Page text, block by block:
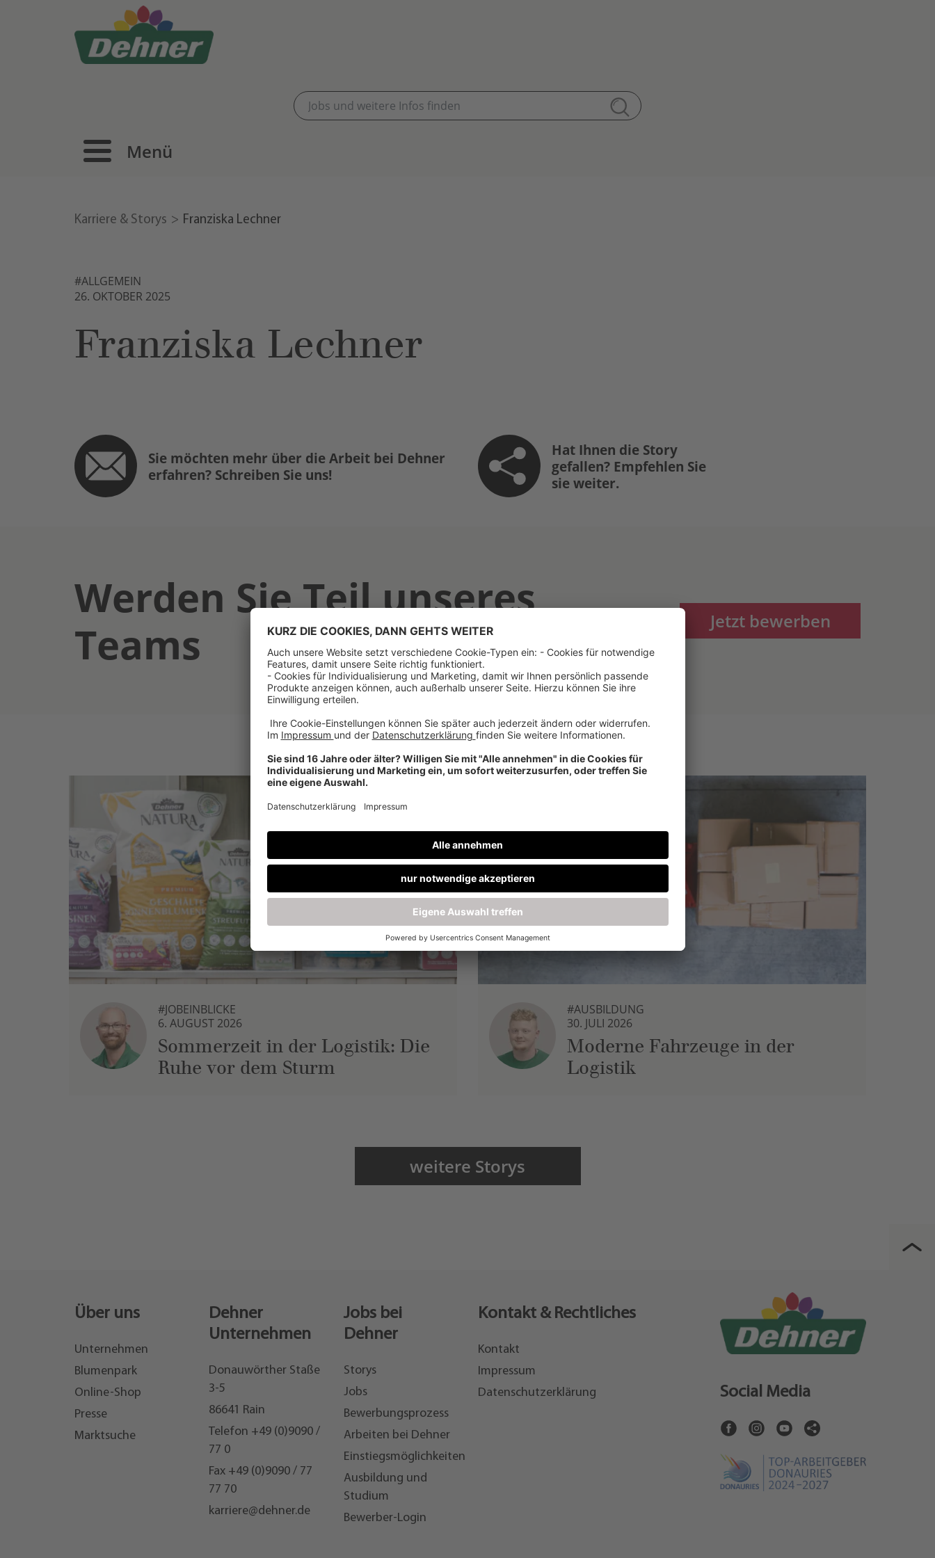
Menü
Karriere & Storys Franziska Lechner
#ALLGEMEIN
26. OKTOBER 2025
Franziska Lechner
Sie möchten mehr über die Arbeit bei Dehner
erfahren? Schreiben Sie uns!
Hat Ihnen die Story
gefallen? Empfehlen Sie
sie weiter.
Werden Sie Teil unseres
Teams
Jetzt bewerben
#JOBEINBLICKE
6. AUGUST 2026
Sommerzeit in der Logistik: Die
Ruhe vor dem Sturm
#AUSBILDUNG
30. JULI 2026
Moderne Fahrzeuge in der
Logistik
weitere Storys
Über uns
Unternehmen
Blumenpark
Online-Shop
Presse
Marktsuche
Dehner
Unternehmen
Donauwörther Staße
3-5
86641 Rain
Telefon +49 (0)9090 /
77 0
Fax +49 (0)9090 / 77
77 70
karriere@dehner.de
Jobs bei
Dehner
Storys
Jobs
Bewerbungsprozess
Arbeiten bei Dehner
Einstiegsmöglichkeiten
Ausbildung und
Studium
Bewerber-Login
Kontakt & Rechtliches
Kontakt
Impressum
Datenschutzerklärung
Social Media